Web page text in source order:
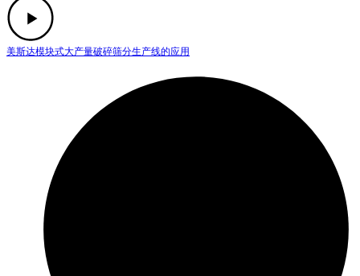
美斯达模块式大产量破碎筛分生产线的应用